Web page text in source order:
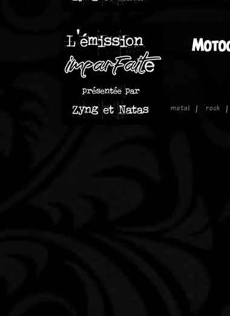
metal rock